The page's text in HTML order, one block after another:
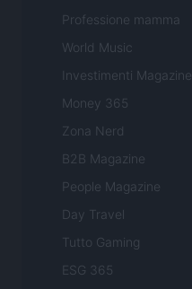
Professione mamma
World Music
Investimenti Magazine
Money 365
Zona Nerd
B2B Magazine
People Magazine
Day Travel
Tutto Gaming
ESG 365